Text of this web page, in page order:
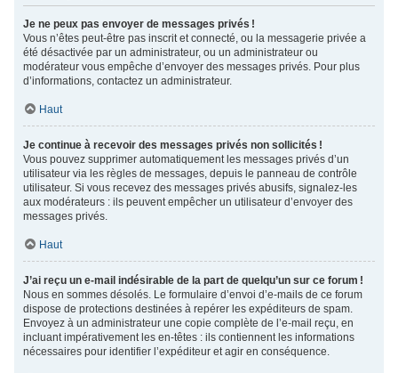
Je ne peux pas envoyer de messages privés !
Vous n’êtes peut-être pas inscrit et connecté, ou la messagerie privée a
été désactivée par un administrateur, ou un administrateur ou
modérateur vous empêche d’envoyer des messages privés. Pour plus
d’informations, contactez un administrateur.
Haut
Je continue à recevoir des messages privés non sollicités !
Vous pouvez supprimer automatiquement les messages privés d’un
utilisateur via les règles de messages, depuis le panneau de contrôle
utilisateur. Si vous recevez des messages privés abusifs, signalez-les
aux modérateurs : ils peuvent empêcher un utilisateur d’envoyer des
messages privés.
Haut
J’ai reçu un e-mail indésirable de la part de quelqu’un sur ce forum !
Nous en sommes désolés. Le formulaire d’envoi d’e-mails de ce forum
dispose de protections destinées à repérer les expéditeurs de spam.
Envoyez à un administrateur une copie complète de l’e-mail reçu, en
incluant impérativement les en-têtes : ils contiennent les informations
nécessaires pour identifier l’expéditeur et agir en conséquence.